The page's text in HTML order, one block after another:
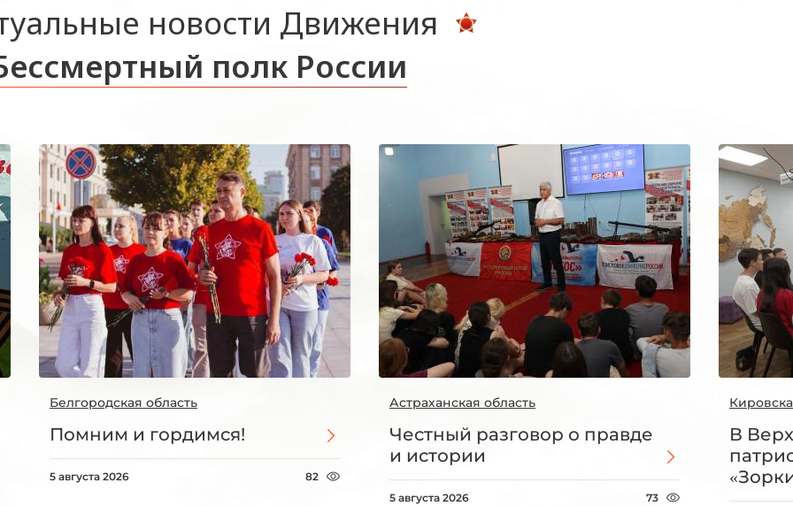
новости Движения
полк России
Белгородская область
Помним и гордимся!
5 августа 2026 82
Астраханская область
Честный разговор о правде
и истории
5 августа 2026 73
В